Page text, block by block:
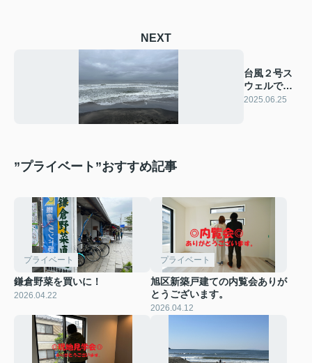
NEXT
台風２号ス
ウェルで湘
南サーフィ
2025.06.25
”プライベート”おすすめ記事
プライベート
鎌倉野菜を買いに！
2026.04.22
プライベート
旭区新築戸建ての内覧会ありが
とうございます。
2026.04.12